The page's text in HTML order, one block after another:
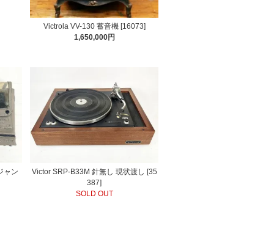
Victrola VV-130 蓄音機 [16073]
1,650,000円
ャン
Victor SRP-B33M 針無し 現状渡し [35
387]
SOLD OUT